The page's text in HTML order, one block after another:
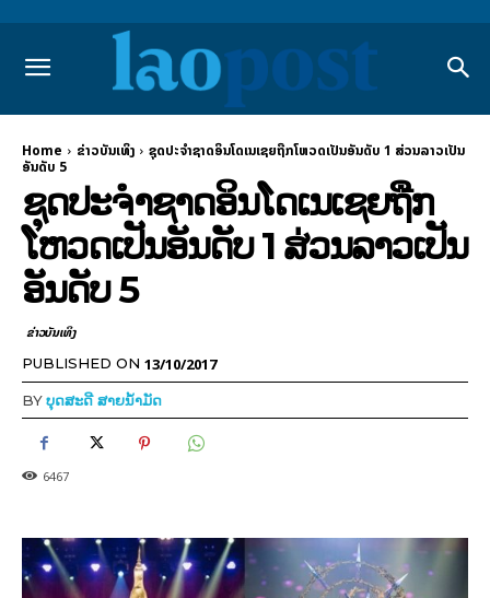
Home ​ຂ່າວບັນເທິງ
ຊຸດປະຈຳຊາດອິນໂດເນເຊຍຖືກໂຫວດເປັນອັນດັບ 1 ສ່ວນລາວເປັນ
ອັນດັບ 5
ຊຸດປະຈຳຊາດອິນໂດເນເຊຍຖືກ
ໂຫວດເປັນອັນດັບ 1 ສ່ວນລາວເປັນ
ອັນດັບ 5
​ຂ່າວບັນເທິງ
PUBLISHED ON 13/10/2017
BYບຸດສະດີ ສາຍນ້ຳມັດ
6467